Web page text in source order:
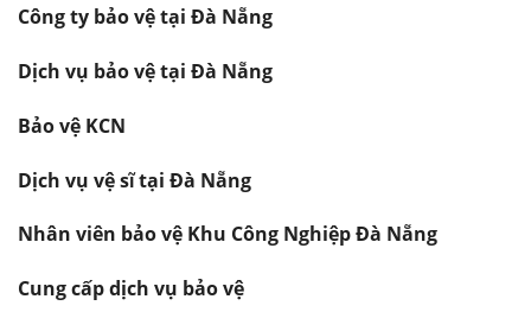
Công ty bảo vệ tại Đà Nẵng
Dịch vụ bảo vệ tại Đà Nẵng
Bảo vệ KCN
Dịch vụ vệ sĩ tại Đà Nẵng
Nhân viên bảo vệ Khu Công Nghiệp Đà Nẵng
Cung cấp dịch vụ bảo vệ